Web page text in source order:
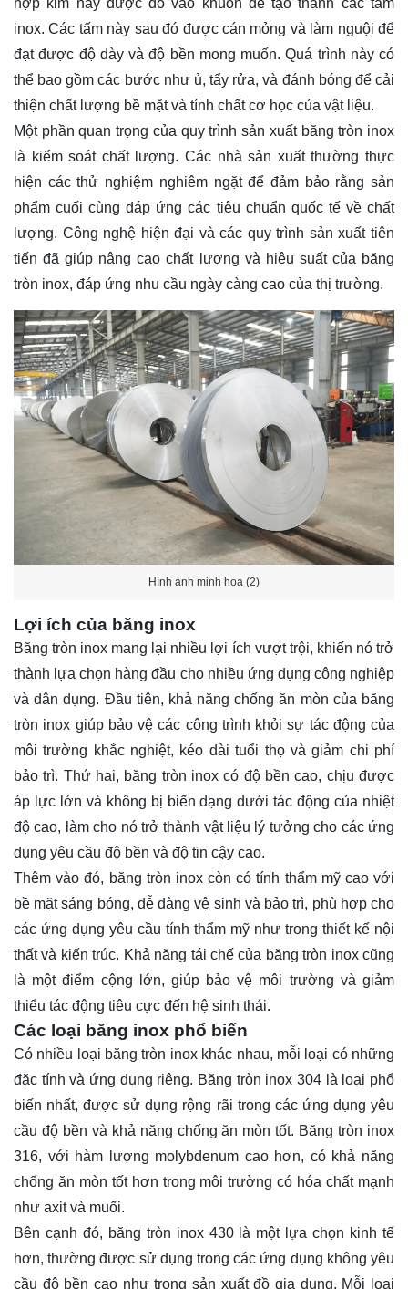
inox. Các tấm này sau đó được cán mỏng và làm nguội để
đạt được độ dày và độ bền mong muốn. Quá trình này có
thể bao gồm các bước như ủ, tẩy rửa, và đánh bóng để cải
thiện chất lượng bề mặt và tính chất cơ học của vật liệu.
Một phần quan trọng của quy trình sản xuất băng tròn inox
là kiểm soát chất lượng. Các nhà sản xuất thường thực
hiện các thử nghiệm nghiêm ngặt để đảm bảo rằng sản
phẩm cuối cùng đáp ứng các tiêu chuẩn quốc tế về chất
lượng. Công nghệ hiện đại và các quy trình sản xuất tiên
tiến đã giúp nâng cao chất lượng và hiệu suất của băng
tròn inox, đáp ứng nhu cầu ngày càng cao của thị trường.
Hình ảnh minh họa (2)
Lợi ích của băng inox
Băng tròn inox mang lại nhiều lợi ích vượt trội, khiến nó trở
thành lựa chọn hàng đầu cho nhiều ứng dụng công nghiệp
và dân dụng. Đầu tiên, khả năng chống ăn mòn của băng
tròn inox giúp bảo vệ các công trình khỏi sự tác động của
môi trường khắc nghiệt, kéo dài tuổi thọ và giảm chi phí
bảo trì. Thứ hai, băng tròn inox có độ bền cao, chịu được
áp lực lớn và không bị biến dạng dưới tác động của nhiệt
độ cao, làm cho nó trở thành vật liệu lý tưởng cho các ứng
dụng yêu cầu độ bền và độ tin cậy cao.
Thêm vào đó, băng tròn inox còn có tính thẩm mỹ cao với
bề mặt sáng bóng, dễ dàng vệ sinh và bảo trì, phù hợp cho
các ứng dụng yêu cầu tính thẩm mỹ như trong thiết kế nội
thất và kiến trúc. Khả năng tái chế của băng tròn inox cũng
là một điểm cộng lớn, giúp bảo vệ môi trường và giảm
thiểu tác động tiêu cực đến hệ sinh thái.
Các loại băng inox phổ biến
Có nhiều loại băng tròn inox khác nhau, mỗi loại có những
đặc tính và ứng dụng riêng. Băng tròn inox 304 là loại phổ
biến nhất, được sử dụng rộng rãi trong các ứng dụng yêu
cầu độ bền và khả năng chống ăn mòn tốt. Băng tròn inox
316, với hàm lượng molybdenum cao hơn, có khả năng
chống ăn mòn tốt hơn trong môi trường có hóa chất mạnh
như axit và muối.
Bên cạnh đó, băng tròn inox 430 là một lựa chọn kinh tế
hơn, thường được sử dụng trong các ứng dụng không yêu
cầu độ bền cao như trong sản xuất đồ gia dụng. Mỗi loại